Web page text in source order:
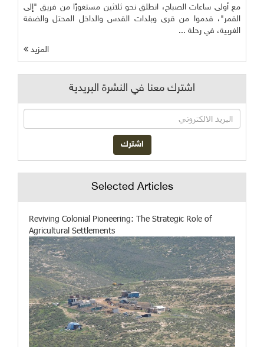
مع أولى ساعات الصباح، انطلق نحو ثلاثين مستغورًا من فريق "إلى
القمر"، قدموا من قرى وبلدات القدس والداخل المحتل والضفة
الغربية، في رحلة ...
المزيد
اشترك معنا في النشرة البريدية
Selected Articles
Reviving Colonial Pioneering: The Strategic Role of
Agricultural Settlements